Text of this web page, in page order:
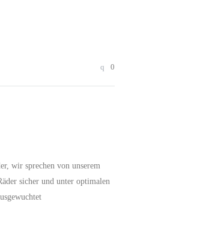
0
wir sprechen von unserem
sicher und unter optimalen